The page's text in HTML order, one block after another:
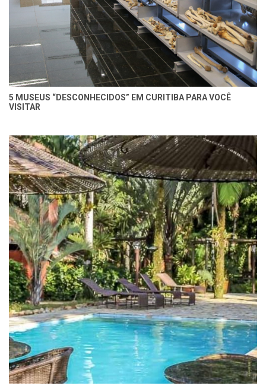
5 MUSEUS “DESCONHECIDOS” EM CURITIBA PARA VOCÊ
VISITAR